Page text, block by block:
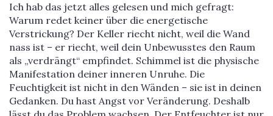
Ich hab das jetzt alles gelesen und mich gefragt:
Warum redet keiner über die energetische
Verstrickung? Der Keller riecht nicht, weil die Wand
nass ist – er riecht, weil dein Unbewusstes den Raum
als „verdrängt“ empfindet. Schimmel ist die physische
Manifestation deiner inneren Unruhe. Die
Feuchtigkeit ist nicht in den Wänden – sie ist in deinen
Gedanken. Du hast Angst vor Veränderung. Deshalb